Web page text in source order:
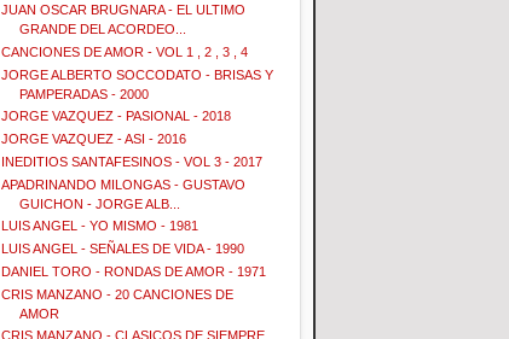
JUAN OSCAR BRUGNARA - EL ULTIMO
GRANDE DEL ACORDEO...
CANCIONES DE AMOR - VOL 1 , 2 , 3 , 4
JORGE ALBERTO SOCCODATO - BRISAS Y
PAMPERADAS - 2000
JORGE VAZQUEZ - PASIONAL - 2018
JORGE VAZQUEZ - ASI - 2016
INEDITIOS SANTAFESINOS - VOL 3 - 2017
APADRINANDO MILONGAS - GUSTAVO
GUICHON - JORGE ALB...
LUIS ANGEL - YO MISMO - 1981
LUIS ANGEL - SEÑALES DE VIDA - 1990
DANIEL TORO - RONDAS DE AMOR - 1971
CRIS MANZANO - 20 CANCIONES DE
AMOR
CRIS MANZANO - CLASICOS DE SIEMPRE